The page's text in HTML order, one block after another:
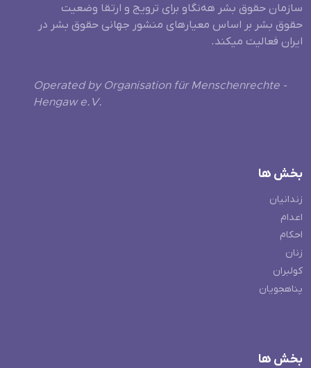
سازمان حقوق بشر هه‌نگاو برای ترویج و ارتقا وضعیت
حقوق بشر بر اساس معیارهای منشور جهانی حقوق بشر در
ایران فعالیت میکند.
Operated by Organisation für Menschenrechte -
Hengaw e.V.
بخش ها
زندانیان
اعدام
احکام
زنان
کولبران
پناهجویان
بخش ها